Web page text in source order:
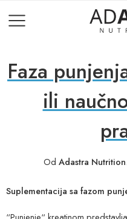
Faza
ili
Od Adastra Nutrition
Suplementacija sa fazom